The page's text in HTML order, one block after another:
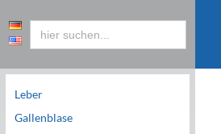
Leber
Gallenblase